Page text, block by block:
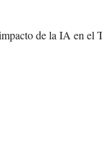
de la IA en el